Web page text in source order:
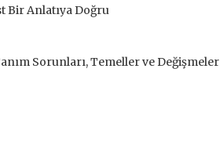
Bir Anlatıya Doğru
Sorunları, Temeller ve Değişmeler